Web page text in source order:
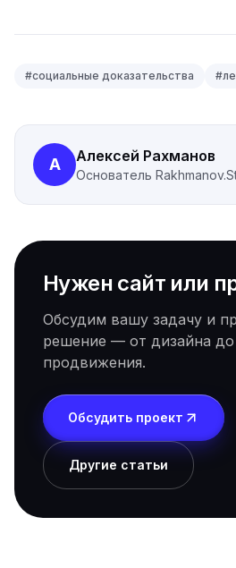
#социальные доказательства #
А Алексей Рахманов
Основатель
Нужен сайт или
Обсудим вашу задачу и
решение — от дизайна до
продвижения.
Обсудить проект
Другие статьи